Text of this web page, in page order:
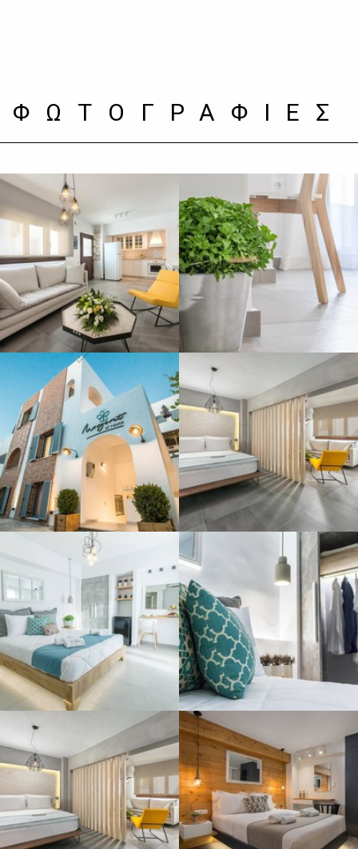
ΦΩΤΟΓΡΑΦΙΕΣ